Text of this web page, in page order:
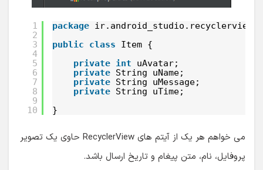
1
2
3
4
5
6
7
8
9
10
package ir.android_studio.recyclerview;
public
class
Item {
private int
uAvatar;
private String uName;
private String uMessage;
private String uTime;
}
می خواهم هر یک از آیتم های RecyclerView حاوی یک تصویر
پروفایل، نام، متن پیغام و تاریخ ارسال باشد.